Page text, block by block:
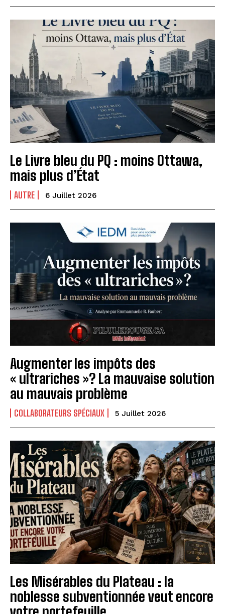
Le Livre bleu du PQ : moins Ottawa,
mais plus d’État
AUTRE 6 Juillet 2026
Augmenter les impôts des
« ultrariches »? La mauvaise solution
au mauvais problème
COLLABORATEURS SPÉCIAUX 5 Juillet 2026
Les Misérables du Plateau : la
noblesse subventionnée veut encore